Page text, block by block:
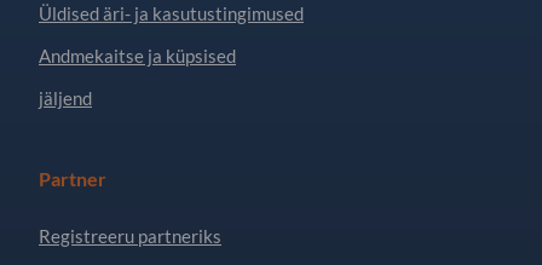
Üldised äri- ja kasutustingimused
Andmekaitse ja küpsised
jäljend
Partner
Registreeru partneriks